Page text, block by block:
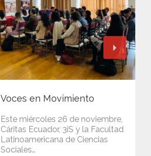
Voces en Movimiento
Este miércoles 26 de noviembre,
Cáritas Ecuador, 3iS y la Facultad
Latinoamericana de Ciencias
Sociales…